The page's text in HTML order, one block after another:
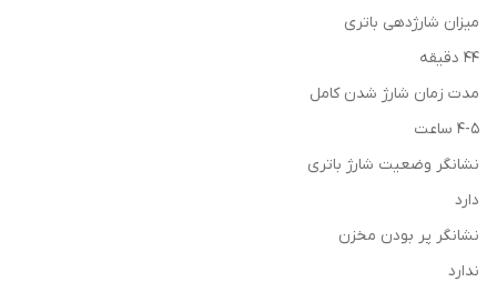
میزان شارژدهی باتری
44 دقیقه
مدت زمان شارژ شدن کامل
4-5 ساعت
نشانگر وضعیت شارژ باتری
دارد
نشانگر پر بودن مخزن
ندارد